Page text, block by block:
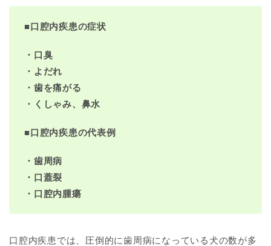
■口腔内疾患の症状
・口臭
・よだれ
・歯を痛がる
・くしゃみ、鼻水
■口腔内疾患の代表例
・歯周病
・口蓋裂
・口腔内腫瘍
口腔内疾患では、圧倒的に歯周病になっている犬の数が多